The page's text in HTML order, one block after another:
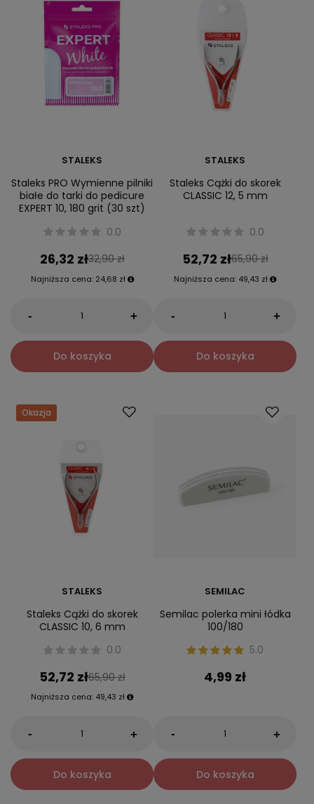
STALEKS
Staleks PRO Wymienne pilniki
białe do tarki do pedicure
EXPERT 10, 180 grit (30 szt)
0.0
26,32 zł32,90 zł
Najniższa cena: 24,68 zł
- +
Do koszyka
STALEKS
Staleks Cążki do skorek
CLASSIC 12, 5 mm
0.0
52,72 zł65,90 zł
Najniższa cena: 49,43 zł
- +
Do koszyka
Okazja
STALEKS
Staleks Cążki do skorek
CLASSIC 10, 6 mm
0.0
52,72 zł65,90 zł
Najniższa cena: 49,43 zł
- +
Do koszyka
SEMILAC
Semilac polerka mini łódka
100/180
5.0
4,99 zł
- +
Do koszyka